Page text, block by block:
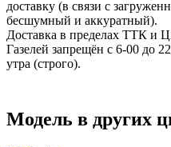
доставку (в связи с
бесшумный и аккуратный).
Доставка в пределах ТТК и
Газелей запрещён с 6-00 до
утра (строго).
Модель в других